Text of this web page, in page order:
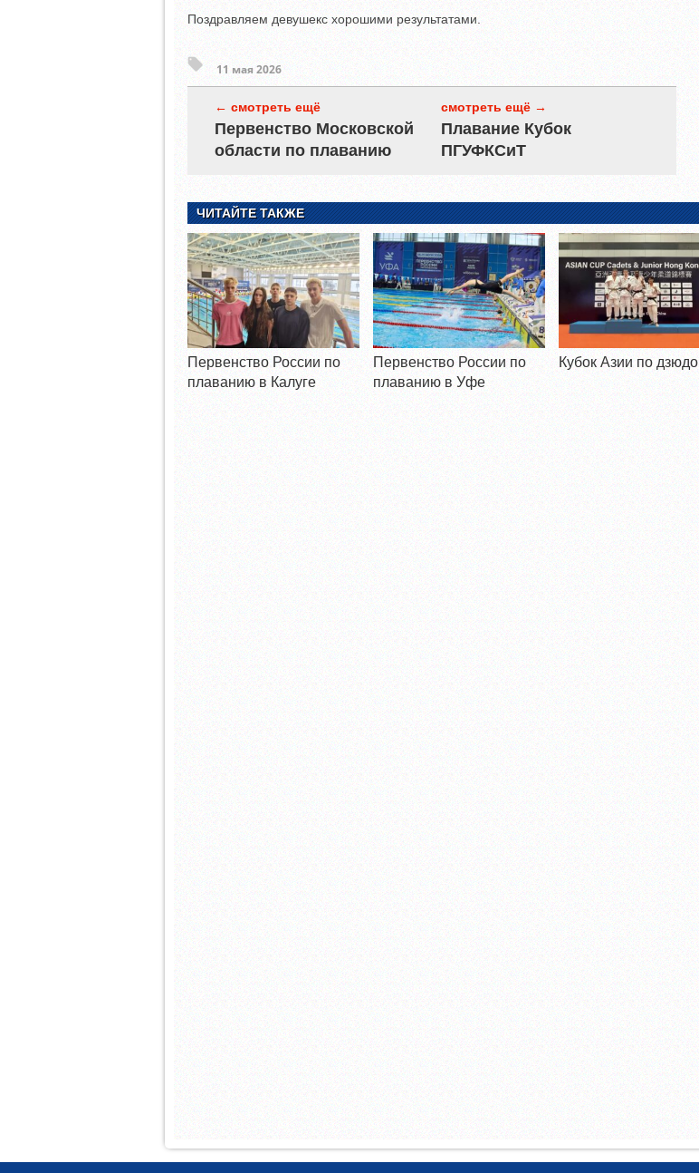
Поздравляем девушекс хорошими результатами.
11 мая 2026
← смотреть ещё
Первенство Московской
области по плаванию
смотреть ещё →
Плавание Кубок
ПГУФКСиТ
ЧИТАЙТЕ ТАКЖЕ
Первенство России по
плаванию в Калуге
Первенство России по
плаванию в Уфе
Кубок Азии по дзюдо